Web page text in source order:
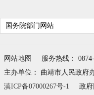
国务院部门网站
网站地图
服务热线：
主办单位： 曲靖市人民政府
滇ICP备07000267号-1
政府